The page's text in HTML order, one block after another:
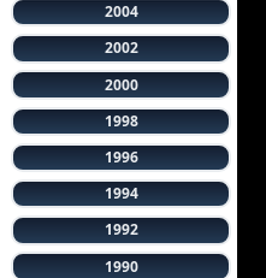
2004
2002
2000
1998
1996
1994
1992
1990